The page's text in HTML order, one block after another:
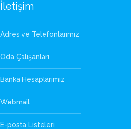
İletişim
Adres ve Telefonlarımız
Oda Çalışanları
Banka Hesaplarımız
Webmail
E-posta Listeleri